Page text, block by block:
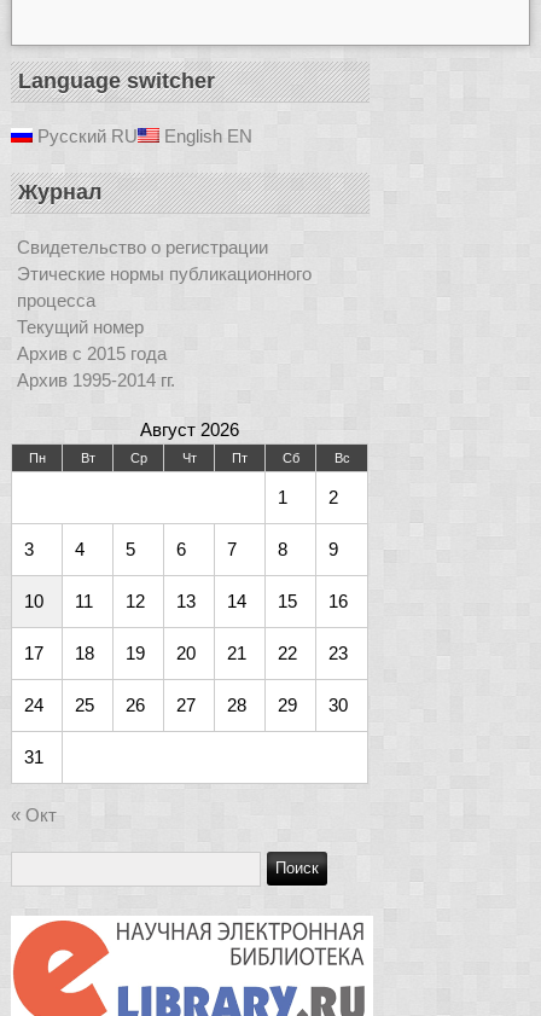
Language switcher
Русский RU English EN
Журнал
Свидетельство о регистрации
Этические нормы публикационного
процесса
Текущий номер
Архив с 2015 года
Архив 1995-2014 гг.
Август 2026
Пн Вт Ср Чт Пт Сб Вс
1 2
3 4 5 6 7 8 9
10 11 12 13 14 15 16
17 18 19 20 21 22 23
24 25 26 27 28 29 30
31
« Окт